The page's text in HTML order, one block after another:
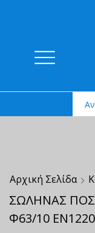
Αρχική Σελίδα
ΣΩΛΗΝΑΣ
Φ63/10